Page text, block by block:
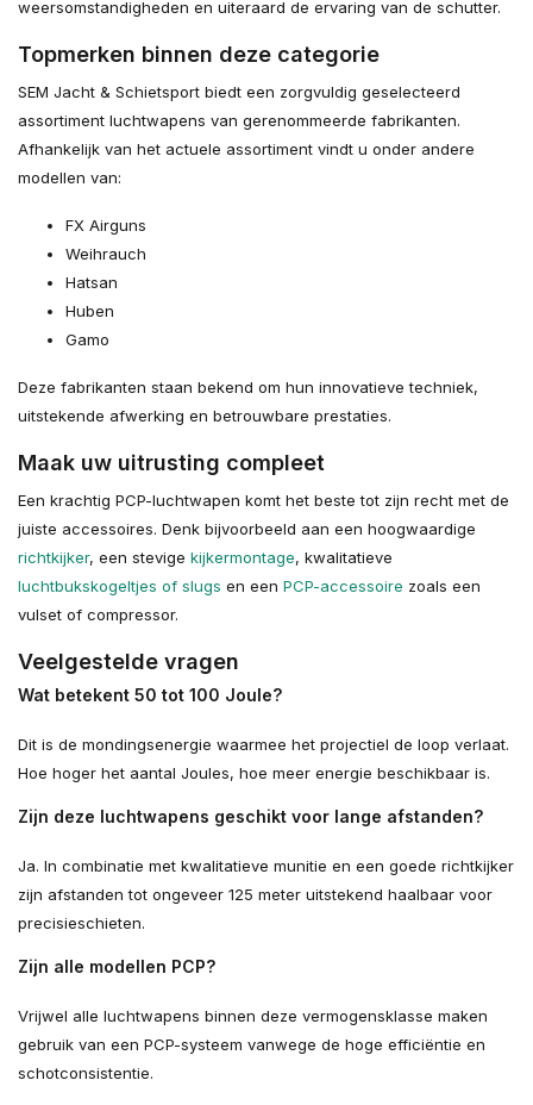
weersomstandigheden en uiteraard de ervaring van de schutter.
Topmerken binnen deze categorie
SEM Jacht & Schietsport biedt een zorgvuldig geselecteerd
assortiment luchtwapens van gerenommeerde fabrikanten.
Afhankelijk van het actuele assortiment vindt u onder andere
modellen van:
FX Airguns
Weihrauch
Hatsan
Huben
Gamo
Deze fabrikanten staan bekend om hun innovatieve techniek,
uitstekende afwerking en betrouwbare prestaties.
Maak uw uitrusting compleet
Een krachtig PCP-luchtwapen komt het beste tot zijn recht met de
juiste accessoires. Denk bijvoorbeeld aan een hoogwaardige
richtkijker, een stevige kijkermontage, kwalitatieve
luchtbukskogeltjes of slugs en een PCP-accessoire zoals een
vulset of compressor.
Veelgestelde vragen
Wat betekent 50 tot 100 Joule?
Dit is de mondingsenergie waarmee het projectiel de loop verlaat.
Hoe hoger het aantal Joules, hoe meer energie beschikbaar is.
Zijn deze luchtwapens geschikt voor lange afstanden?
Ja. In combinatie met kwalitatieve munitie en een goede richtkijker
zijn afstanden tot ongeveer 125 meter uitstekend haalbaar voor
precisieschieten.
Zijn alle modellen PCP?
Vrijwel alle luchtwapens binnen deze vermogensklasse maken
gebruik van een PCP-systeem vanwege de hoge efficiëntie en
schotconsistentie.